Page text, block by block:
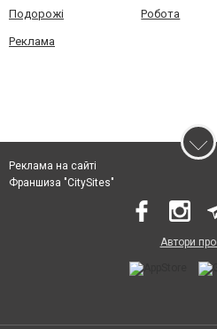
Подорожі Робота
Реклама
Реклама на сайті
Франшиза "CitySites"
Автори